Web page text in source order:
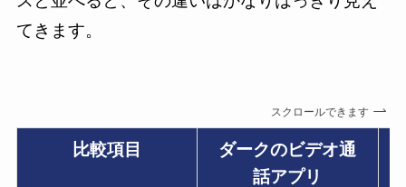
てきます。
スクロールできます
比較項目
ダークのビデオ通
話アプリ